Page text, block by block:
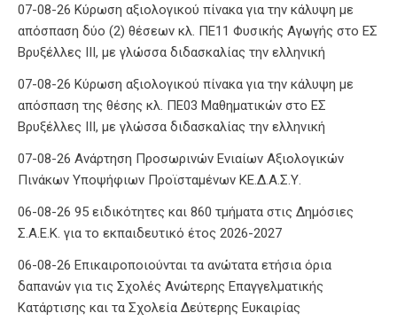
07-08-26 Κύρωση αξιολογικού πίνακα για την κάλυψη με
απόσπαση δύο (2) θέσεων κλ. ΠΕ11 Φυσικής Αγωγής στο ΕΣ
Βρυξέλλες ΙΙΙ, με γλώσσα διδασκαλίας την ελληνική
07-08-26 Κύρωση αξιολογικού πίνακα για την κάλυψη με
απόσπαση της θέσης κλ. ΠΕ03 Μαθηματικών στο ΕΣ
Βρυξέλλες ΙΙΙ, με γλώσσα διδασκαλίας την ελληνική
07-08-26 Ανάρτηση Προσωρινών Ενιαίων Αξιολογικών
Πινάκων Υποψήφιων Προϊσταμένων ΚΕ.Δ.Α.Σ.Υ.
06-08-26 95 ειδικότητες και 860 τμήματα στις Δημόσιες
Σ.Α.Ε.Κ. για το εκπαιδευτικό έτος 2026-2027
06-08-26 Επικαιροποιούνται τα ανώτατα ετήσια όρια
δαπανών για τις Σχολές Ανώτερης Επαγγελματικής
Κατάρτισης και τα Σχολεία Δεύτερης Ευκαιρίας